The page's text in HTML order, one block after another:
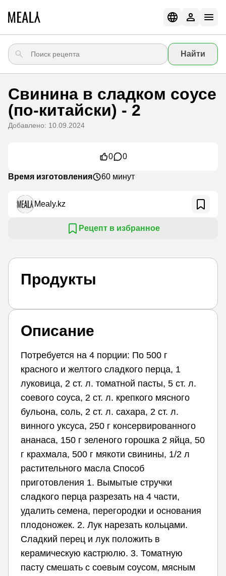
Найти
Свинина в сладком соусе
(по-китайски) - 2
Добавлено: 10.09.2024
0 0
Время изготовления 60 минут
Mealy.kz
Рецепт в избранное
Продукты
Описание
Потребуется на 4 порции: По 500 г
красного и желтого сладкого перца, 1
луковица, 2 ст. л. томатной пасты, 5 ст. л.
соевого соуса, 2 ст. л. крепкого мясного
бульона, соль, 2 ст. л. сахара, 2 ст. л.
винного уксуса, 250 г консервированного
ананаса, 150 г зеленого горошка 2 яйца, 50
г крахмала, 500 г мякоти свинины, 1/2 л
растительного масла Способ
приготовления 1. Вымытые стручки
сладкого перца разрезать на 4 части,
удалить семена, перегородки и основания
плодоножек. 2. Лук нарезать кольцами.
Сладкий перец и лук положить в
керамическую кастрюлю. 3. Томатную
пасту смешать с соевым соусом, мясным